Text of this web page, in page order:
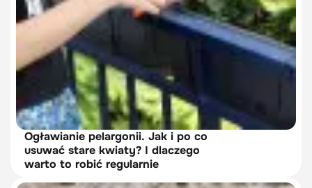
Ogławianie pelargonii. Jak i po co
usuwać stare kwiaty? I dlaczego
warto to robić regularnie